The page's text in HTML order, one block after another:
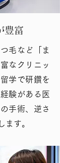
豊富
毛など「ま
なクリニッ
学で研鑽を
験がある医
手術、逆さ
ます。